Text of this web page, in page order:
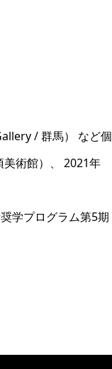
/ 群馬） など個
術館）、 2021年
学プログラム第5期